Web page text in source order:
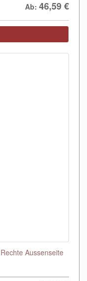
Ab: 46,59€
Aussenseite